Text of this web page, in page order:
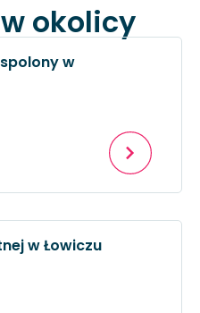
okolicy
w
w Łowiczu